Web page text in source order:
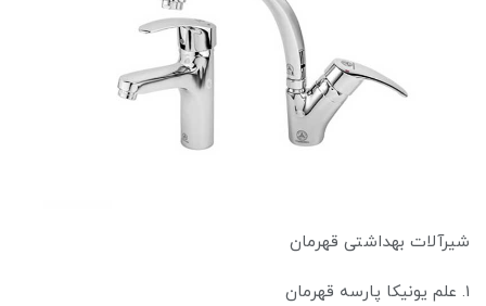
شیرآلات بهداشتی قهرمان
1. علم یونیکا پارسه قهرمان